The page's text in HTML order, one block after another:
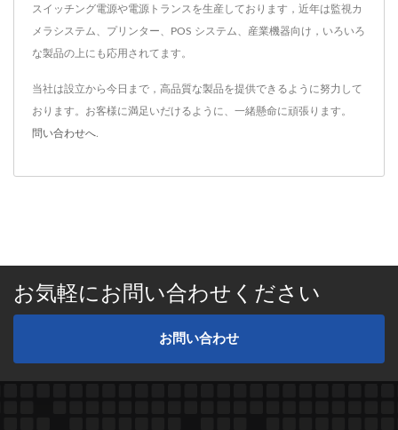
スイッチング電源や電源トランスを生産しております，近年は監視カ
メラシステム、プリンター、POS システム、産業機器向け，いろいろ
な製品の上にも応用されてます。
当社は設立から今日まで，高品質な製品を提供できるように努力して
おります。お客様に満足いだけるように、一緒懸命に頑張ります。
問い合わせへ
お気軽にお問い合わせください
お問い合わせ